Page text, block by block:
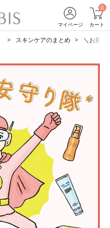
マイページ
0
カート
スキンケアのまとめ ＼お肌の